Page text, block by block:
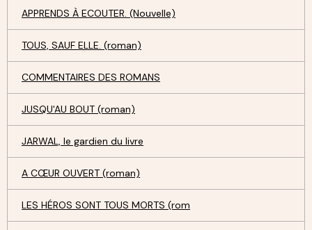
APPRENDS À ECOUTER. (Nouvelle)
TOUS, SAUF ELLE. (roman)
COMMENTAIRES DES ROMANS
JUSQU'AU BOUT (roman)
JARWAL, le gardien du livre
A CŒUR OUVERT (roman)
LES HÉROS SONT TOUS MORTS (rom